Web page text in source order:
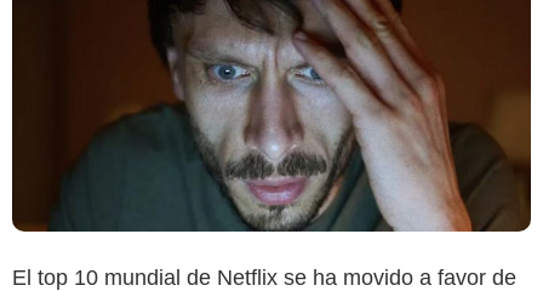
El top 10 mundial de Netflix se ha movido a favor de